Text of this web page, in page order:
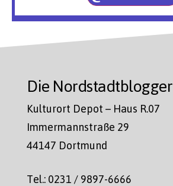
Die Nordstadtblogger
Kulturort Depot – Haus R.07
Immermannstraße 29
44147 Dortmund
Tel.: 0231 / 9897-6666